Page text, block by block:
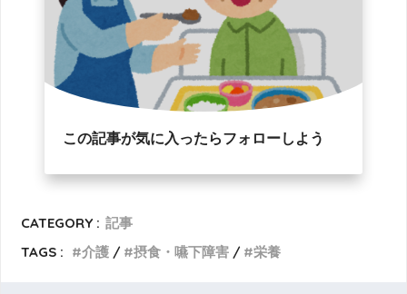
この記事が気に入ったらフォローしよう
CATEGORY : 記事
TAGS :
介護 摂食・嚥下障害 栄養